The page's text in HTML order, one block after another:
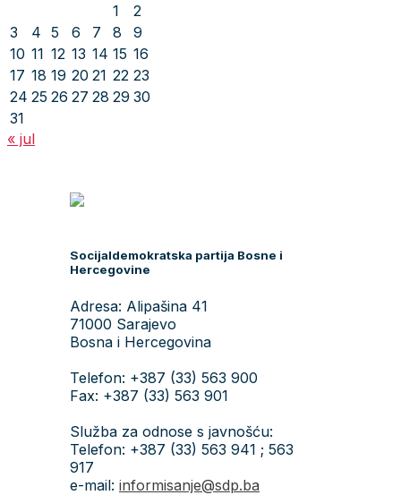
1
2
3
4 5 6 7 8
9
10 11 12 13 14 15 16
17 18 19 20 21 22 23
24 25 26 27 28 29 30
31
« jul
Socijaldemokratska partija Bosne i
Hercegovine
Adresa: Alipašina 41
71000 Sarajevo
Bosna i Hercegovina
Telefon: +387 (33) 563 900
Fax: +387 (33) 563 901
Služba za odnose s javnošću:
Telefon: +387 (33) 563 941 ; 563
917
e-mail: informisanje@sdp.ba